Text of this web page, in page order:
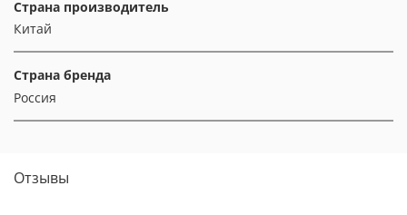
Страна производитель
Китай
Страна бренда
Россия
Отзывы